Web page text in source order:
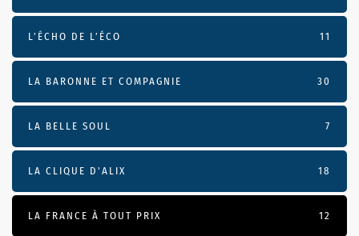
L’ÉCHO DE L’ÉCO 11
LA BARONNE ET COMPAGNIE 30
LA BELLE SOUL 7
LA CLIQUE D'ALIX 18
LA FRANCE À TOUT PRIX 12